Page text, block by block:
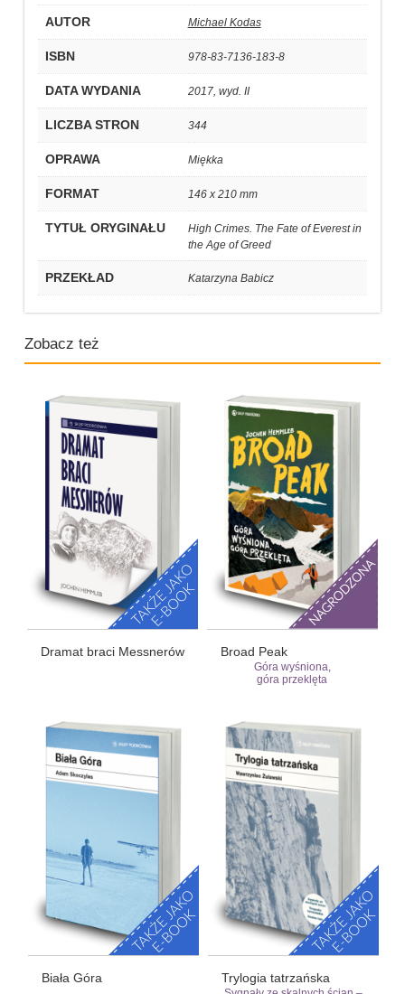
AUTOR Michael Kodas
ISBN 978-83-7136-183-8
DATA WYDANIA 2017, wyd. II
LICZBA STRON 344
OPRAWA Miękka
FORMAT 146 x 210 mm
TYTUŁ ORYGINAŁU
High Crimes. The Fate of Everest in
the Age of Greed
PRZEKŁAD Katarzyna Babicz
Zobacz też
Dramat braci Messnerów Broad Peak
Góra wyśniona,
góra przeklęta
Biała Góra Trylogia tatrzańska